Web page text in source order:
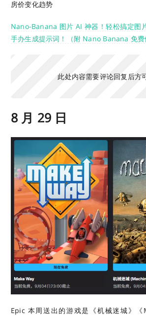
房价变化趋势
Nano-Banana 图片 AI 神器！轻松搞定图
手办生成提示词！（附 Nano Banana 免费
此处内容需要评论回复后方
8 月 29 日
Epic 本周送出的游戏是《机械迷城》《